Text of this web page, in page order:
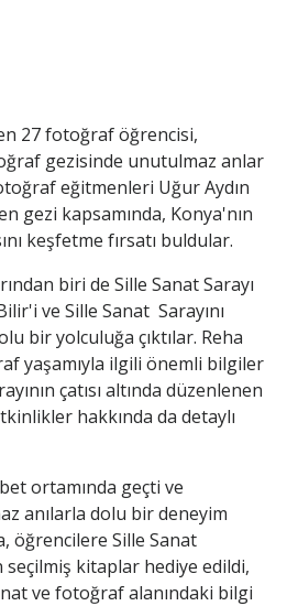
27 fotoğraf öğrencisi,
gezisinde unutulmaz anlar
eğitmenleri Uğur Aydın
gezi kapsamında, Konya'nın
keşfetme fırsatı buldular.
biri de Sille Sanat Sarayı
ve Sille Sanat Sarayını
bir yolculuğa çıktılar. Reha
yaşamıyla ilgili önemli bilgiler
çatısı altında düzenlenen
hakkında da detaylı
ortamında geçti ve
anılarla dolu bir deneyim
öğrencilere Sille Sanat
seçilmiş kitaplar hediye edildi,
ve fotoğraf alanındaki bilgi